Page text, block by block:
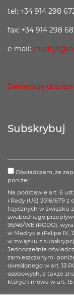
tel: +34 914 298
fax: +34 914 298
e-mail:
Deklaracja
Subskrybuj
Oświadczam, że
poniżej:
Na podstawie art. 6
i Rady (UE) 2016/679
fizycznych w związku
swobodnego
95/46/WE (RODO),
w Madrycie (Felipe IV,
w związku z
Jednocześnie
zamieszczonymi
określonego w art. 13
osobowych, a także
których mowa w art. 15